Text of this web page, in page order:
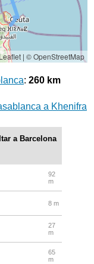
| © OpenStreetMap
: 260 km
a Khenifra
a Barcelona
92
m
8 m
27
m
65
m